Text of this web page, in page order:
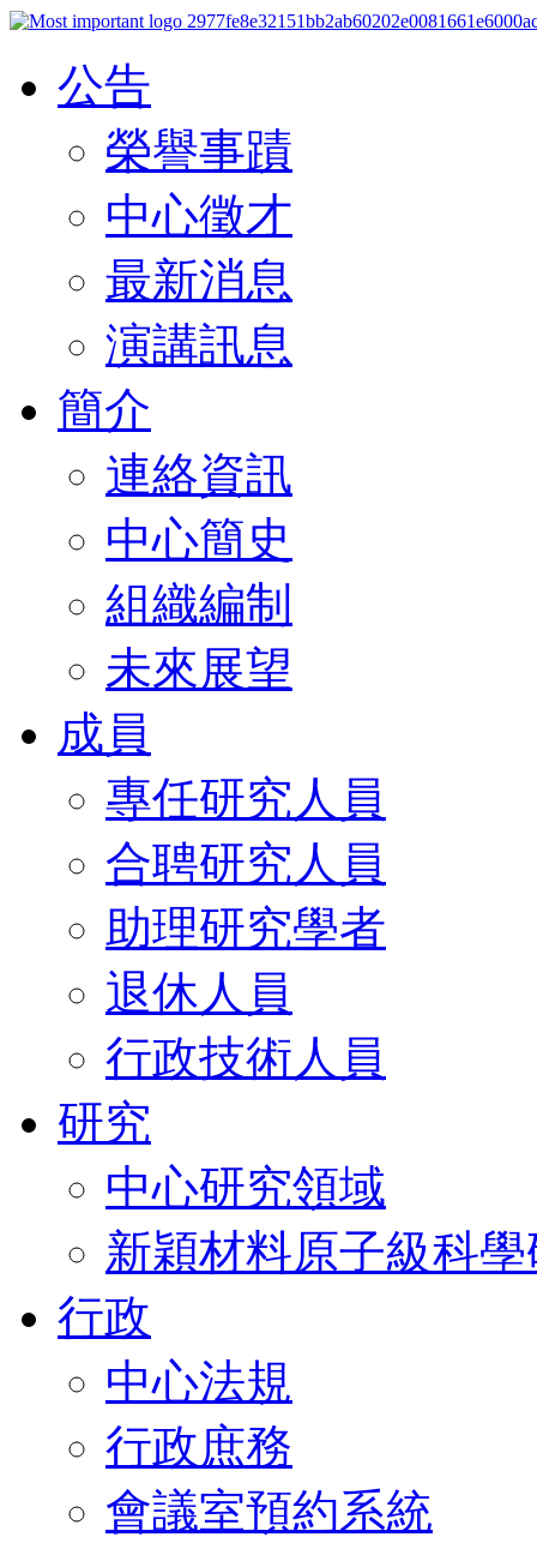
公告
榮譽事蹟
中心徵才
最新消息
演講訊息
簡介
連絡資訊
中心簡史
組織編制
未來展望
成員
專任研究人員
合聘研究人員
助理研究學者
退休人員
行政技術人員
研究
中心研究領域
新穎材料原子級科
行政
中心法規
行政庶務
會議室預約系統